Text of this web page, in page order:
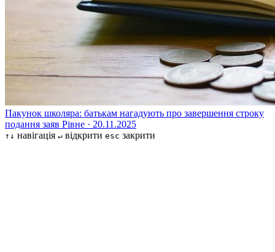
Пакунок школяра: батькам нагадують про завершення строку
подання заяв Рівне · 20.11.2025
↑↓ навігація ↵ відкрити esc закрити